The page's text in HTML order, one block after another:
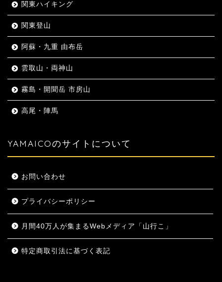
関東ハイキング
関東登山
阿蘇・九重 由布岳
雲取山・両神山
霧島・開聞岳 市房山
高尾・陣馬
YAMAICOのサイトについて
お問い合わせ
プライバシーポリシー
月間40万人が集まるWebメディア「山行こ」
特定商取引法に基づく表記